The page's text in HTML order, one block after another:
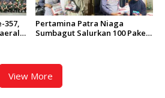
357,
Pertamina Patra Niaga
Sumbagut Salurkan 100 Paket
View More